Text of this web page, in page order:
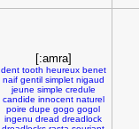
[:amra]
dent tooth heureux benet
naif gentil simplet nigaud
jeune simple credule
candide innocent naturel
poire dupe gogo gogol
ingenu dread dreadlock